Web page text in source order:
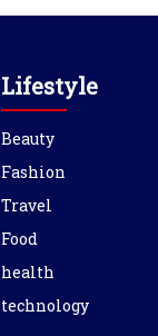
Lifestyle
Beauty
Fashion
Travel
Food
health
technology